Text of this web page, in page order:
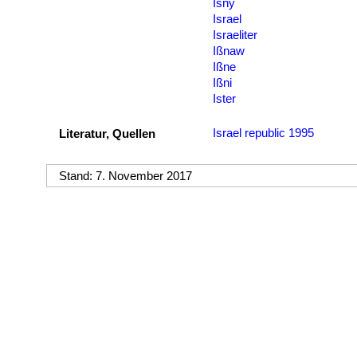
Isny
Israel
Israeliter
Ißnaw
Ißne
Ißni
Ister
Literatur, Quellen Israel republic 1995
Stand: 7. November 2017